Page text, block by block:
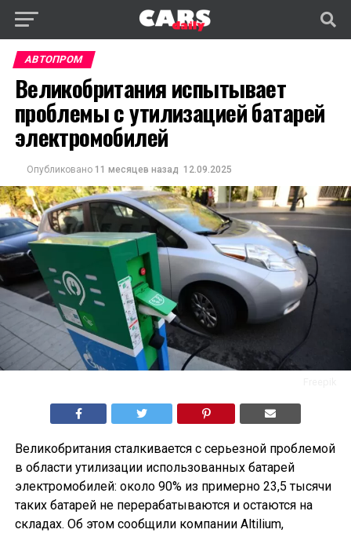
АВТОПРОМ
Великобритания испытывает
проблемы с утилизацией батарей
электромобилей
Опубликовано 11 месяцев назад 12.09.2025
Великобритания сталкивается с серьезной проблемой
в области утилизации использованных батарей
электромобилей: около 90% из примерно 23,5 тысячи
таких батарей не перерабатываются и остаются на
складах. Об этом сообщили компании Altilium,